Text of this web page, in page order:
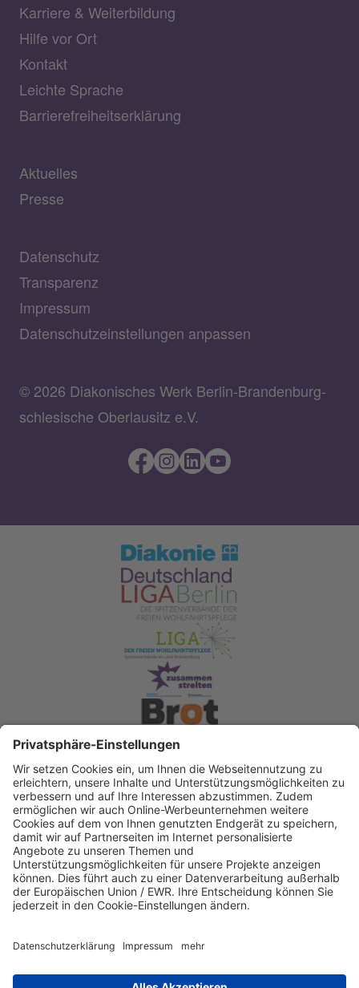
Karriere & Weiterbildung
Hilfe vor Ort
Kontakt
Leichte Sprache
Barrierefreiheitserklärung
Aktuelles
Presse
Datenschutz
Transparenz
Impressum
Datenschutzeinstellungen anpassen
© 2026 Diakonisches Werk Berlin-Brandenburg-
schlesische Oberlausitz e.V.
Spendenkonto Diakonisches Werk Berlin-
Brandenburg-schlesische Oberlausitz e.V
Bank für Sozialwirtschaft
IBAN: DE22 3702 0500 0003 2019 00
IBAN kopieren